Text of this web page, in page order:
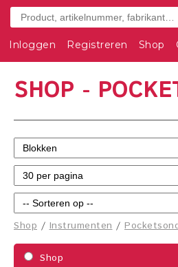
Inloggen Registreren Shop
SHOP -
Shop /Instrumenten/
Shop